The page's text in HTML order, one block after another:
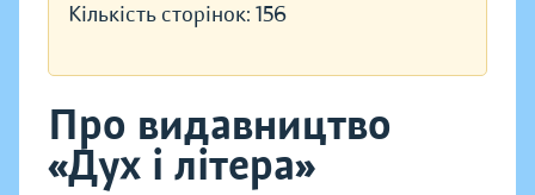
Кількість сторінок: 156
Про видавництво
«Дух і літера»